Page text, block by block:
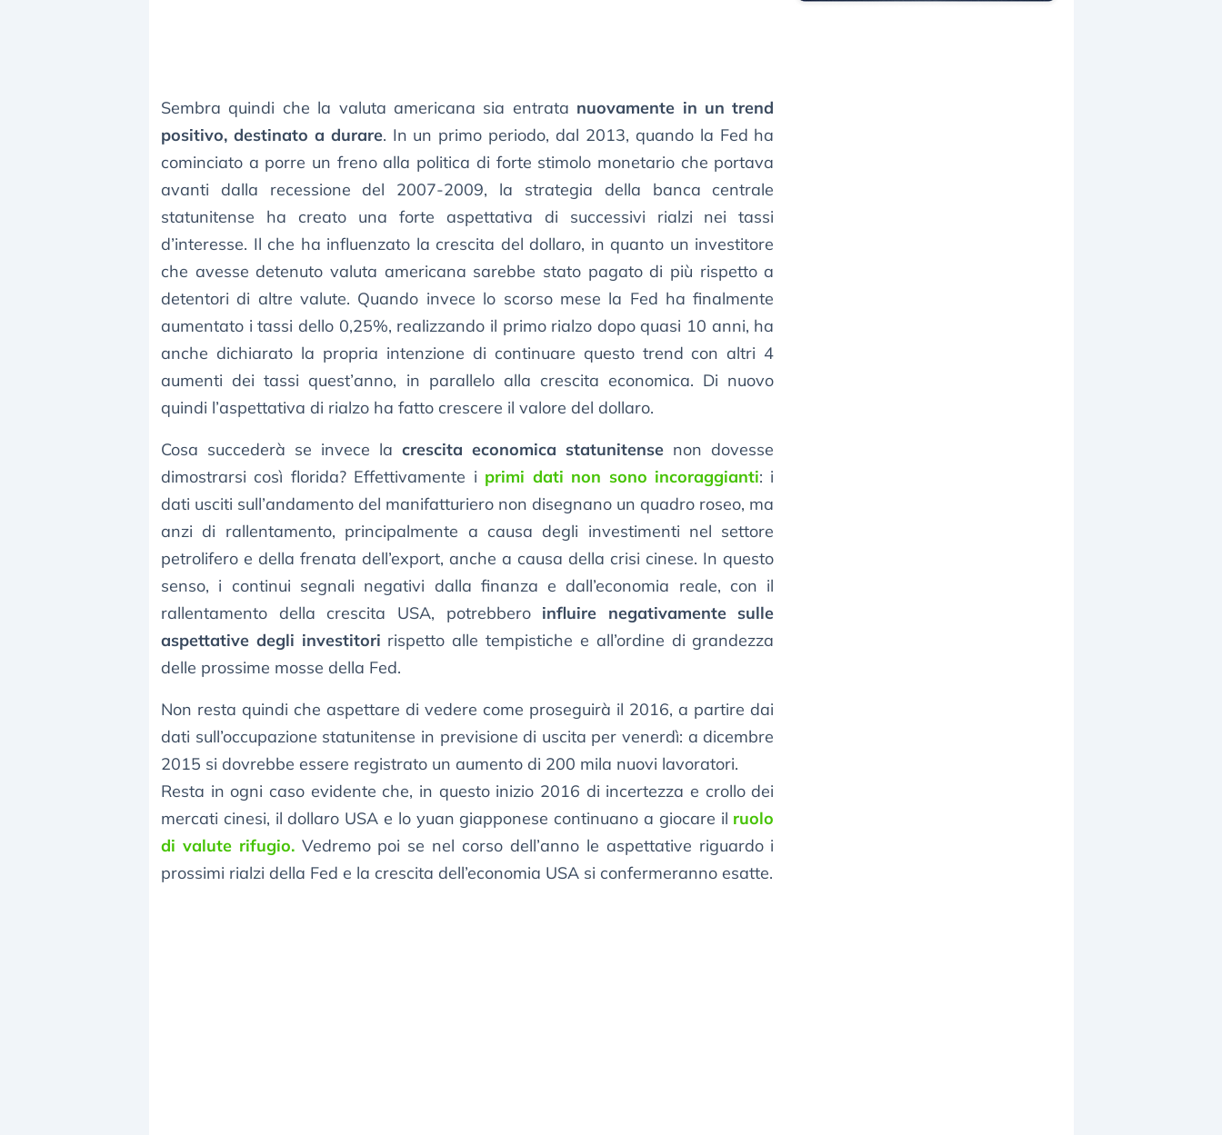
Sembra quindi che la valuta americana sia entrata nuovamente in un trend
positivo, destinato a durare. In un primo periodo, dal 2013, quando la Fed ha
cominciato a porre un freno alla politica di forte stimolo monetario che portava
avanti dalla recessione del 2007-2009, la strategia della banca centrale
statunitense ha creato una forte aspettativa di successivi rialzi nei tassi
d’interesse. Il che ha influenzato la crescita del dollaro, in quanto un investitore
che avesse detenuto valuta americana sarebbe stato pagato di più rispetto a
detentori di altre valute. Quando invece lo scorso mese la Fed ha finalmente
aumentato i tassi dello 0,25%, realizzando il primo rialzo dopo quasi 10 anni, ha
anche dichiarato la propria intenzione di continuare questo trend con altri 4
aumenti dei tassi quest’anno, in parallelo alla crescita economica. Di nuovo
quindi l’aspettativa di rialzo ha fatto crescere il valore del dollaro.
Cosa succederà se invece la crescita economica statunitense non dovesse
dimostrarsi così florida? Effettivamente i primi dati non sono incoraggianti: i
dati usciti sull’andamento del manifatturiero non disegnano un quadro roseo, ma
anzi di rallentamento, principalmente a causa degli investimenti nel settore
petrolifero e della frenata dell’export, anche a causa della crisi cinese. In questo
senso, i continui segnali negativi dalla finanza e dall’economia reale, con il
rallentamento della crescita USA, potrebbero influire negativamente sulle
aspettative degli investitori rispetto alle tempistiche e all’ordine di grandezza
delle prossime mosse della Fed.
Non resta quindi che aspettare di vedere come proseguirà il 2016, a partire dai
dati sull’occupazione statunitense in previsione di uscita per venerdì: a dicembre
2015 si dovrebbe essere registrato un aumento di 200 mila nuovi lavoratori.
Resta in ogni caso evidente che, in questo inizio 2016 di incertezza e crollo dei
mercati cinesi, il dollaro USA e lo yuan giapponese continuano a giocare il ruolo
di valute rifugio.Vedremo poi se nel corso dell’anno le aspettative riguardo i
prossimi rialzi della Fed e la crescita dell’economia USA si confermeranno esatte.